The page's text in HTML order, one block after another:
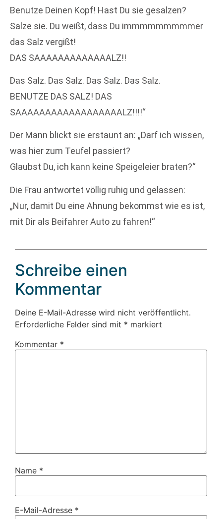
Benutze Deinen Kopf! Hast Du sie gesalzen?
Salze sie. Du weißt, dass Du immmmmmmmmer
das Salz vergißt!
DAS SAAAAAAAAAAAAALZ!!
Das Salz. Das Salz. Das Salz. Das Salz.
BENUTZE DAS SALZ! DAS
SAAAAAAAAAAAAAAAAAALZ!!!!“
Der Mann blickt sie erstaunt an: „Darf ich wissen,
was hier zum Teufel passiert?
Glaubst Du, ich kann keine Speigeleier braten?“
Die Frau antwortet völlig ruhig und gelassen:
„Nur, damit Du eine Ahnung bekommst wie es ist,
mit Dir als Beifahrer Auto zu fahren!“
Schreibe einen
Kommentar
Deine E-Mail-Adresse wird nicht veröffentlicht.
Erforderliche Felder sind mit * markiert
Kommentar *
Name *
E-Mail-Adresse *